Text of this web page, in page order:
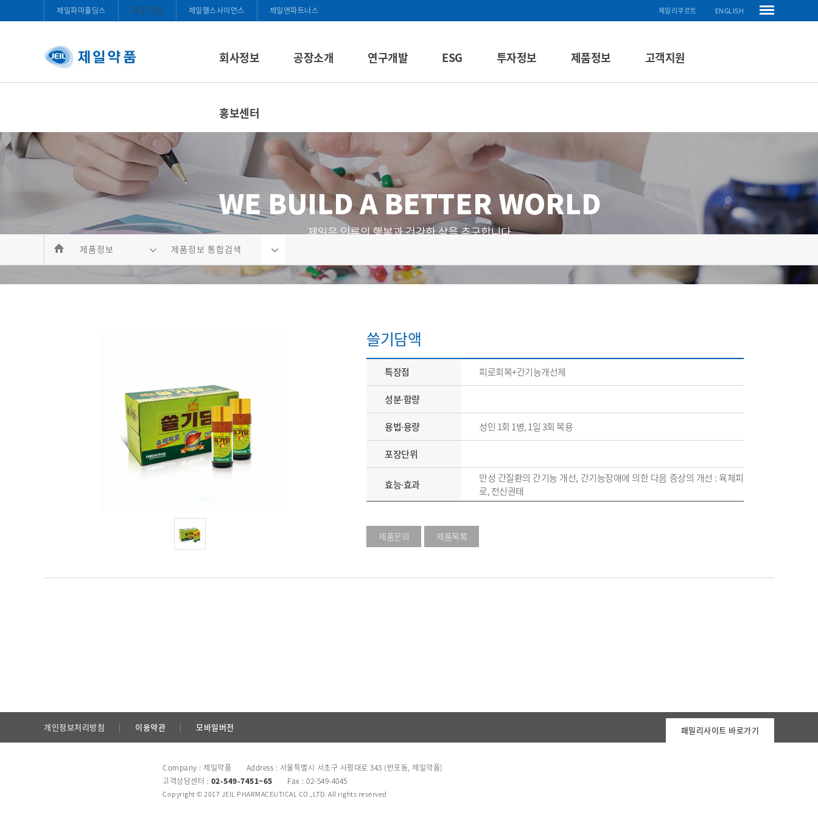
제일파마홀딩스 제일약품 제일헬스사이언스 제일앤파트너스 제일리쿠르트 ENGLISH
회사정보 공장소개 연구개발 ESG 투자정보 제품정보 고객지원
홍보센터
제품정보 제품정보 통합검색
쓸기담액
특장점 피로회복+간기능개선제
성분∙함량
용법∙용량 성인 1회 1병, 1일 3회 복용
포장단위
효능∙효과
만성 간질환의 간기능 개선, 간기능장애에 의한 다음 증상의 개선 : 육체피
로, 전신권태
제품문의 제품목록
개인정보처리방침 이용약관 모바일버전 패밀리사이트 바로가기
Company : 제일약품 Address : 서울특별시 서초구 사평대로 343 (반포동, 제일약품)
고객상담센터 : 02-549-7451~65 Fax : 02-549-4045
Copyright © 2017 JEIL PHARMACEUTICAL CO.,LTD. All rights reserved